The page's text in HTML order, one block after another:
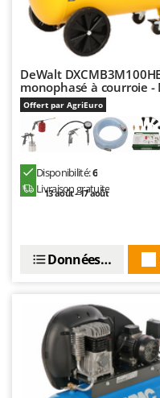
Zanon
Zephir
ZGrills
Zodiac
Zomax
DeWalt
monophasé à courroie -
Offert par AgriEuro
Disponibilité:6
Livraison gratuite
13 août - 17 août
Données